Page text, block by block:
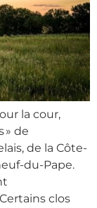
la cour,
» de
de la Côte-
du-Pape.
clos